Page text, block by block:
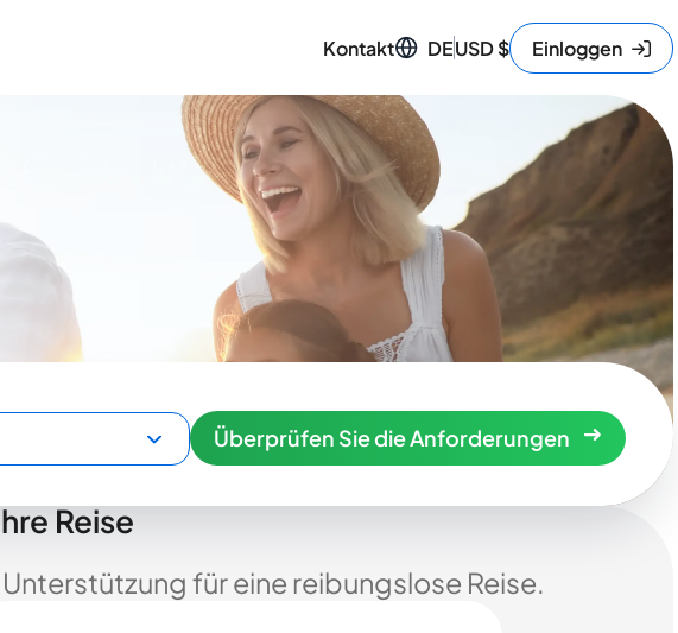
Kontakt DEUSD$ Einloggen
Überprüfen Sie die Anforderungen
Reise
für eine reibungslose Reise.